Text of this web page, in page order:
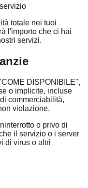
totale nei tuoi
l'importo che ci hai
servizi.
DISPONIBILE",
o implicite, incluse
commerciabilità,
violazione.
o privo di
il servizio o i server
di virus o altri